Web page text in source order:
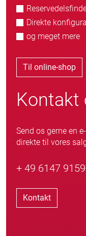
Direkte
og meget mere
Til online-shop
Kontakt
Send os gerne en
direkte til vores
+ 49 6147
Kontakt